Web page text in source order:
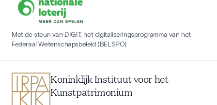
Met de steun van DIGIT, het digitaliseringsprogramma van het
Federaal Wetenschapsbeleid (BELSPO)
Koninklijk Instituut voor het
Kunstpatrimonium